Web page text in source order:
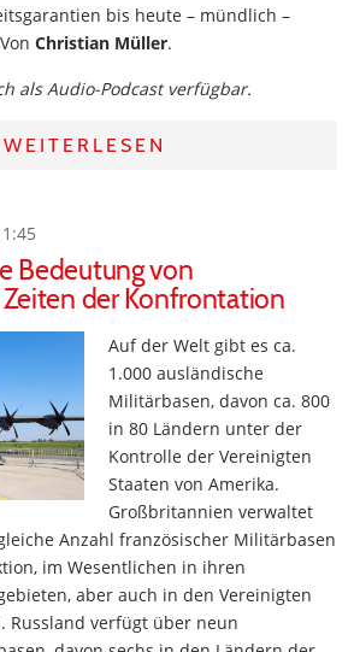
bis heute – mündlich –
Christian Müller.
als Audio-Podcast verfügbar.
WEITERLESEN
Bedeutung von
der Konfrontation
Auf der Welt gibt es ca.
1.000 ausländische
Militärbasen, davon ca. 800
in 80 Ländern unter der
Kontrolle der Vereinigten
Staaten von Amerika.
Großbritannien verwaltet
Anzahl französischer Militärbasen
im Wesentlichen in ihren
aber auch in den Vereinigten
Russland verfügt über neun